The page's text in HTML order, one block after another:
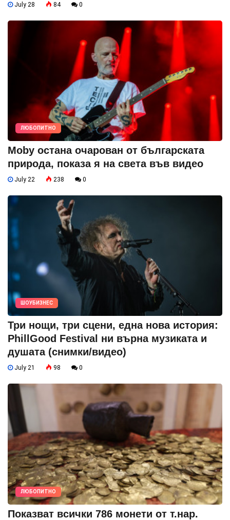
July 28 84 0
ЛЮБОПИТНО
Moby остана очарован от българската
природа, показа я на света във видео
July 22 238 0
ШОУБИЗНЕС
Три нощи, три сцени, една нова история:
PhillGood Festival ни върна музиката и
душата (снимки/видео)
July 21 98 0
ЛЮБОПИТНО
Показват всички 786 монети от т.нар.